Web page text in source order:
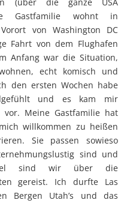
Gastfamilie wohnt in
von Washington DC
Fahrt von dem Flughafen
Anfang war die Situation,
echt komisch und
den ersten Wochen habe
und es kam mir
Meine Gastfamilie hat
willkommen zu heißen
Sie passen sowieso
sind und
sind wir über die
gereist. Ich durfte Las
Bergen Utah’s und das